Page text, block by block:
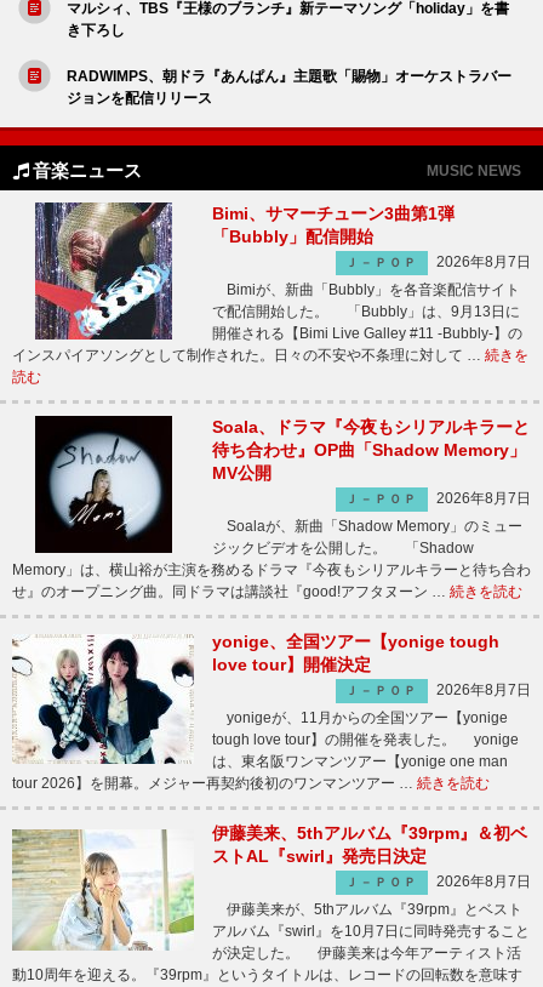
マルシィ、TBS『王様のブランチ』新テーマソング「holiday」を書
き下ろし
RADWIMPS、朝ドラ『あんぱん』主題歌「賜物」オーケストラバー
ジョンを配信リリース
音楽ニュース MUSIC NEWS
Bimi、サマーチューン3曲第1弾
「Bubbly」配信開始
Ｊ－ＰＯＰ
2026年8月7日
Bimiが、新曲「Bubbly」を各音楽配信サイト
で配信開始した。 「Bubbly」は、9月13日に
開催される【Bimi Live Galley #11 -Bubbly-】の
インスパイアソングとして制作された。日々の不安や不条理に対して … 続きを
読む
Soala、ドラマ『今夜もシリアルキラーと
待ち合わせ』OP曲「Shadow Memory」
MV公開
Ｊ－ＰＯＰ
2026年8月7日
Soalaが、新曲「Shadow Memory」のミュー
ジックビデオを公開した。 「Shadow
Memory」は、横山裕が主演を務めるドラマ『今夜もシリアルキラーと待ち合わ
せ』のオープニング曲。同ドラマは講談社『good!アフタヌーン … 続きを読む
yonige、全国ツアー【yonige tough
love tour】開催決定
Ｊ－ＰＯＰ
2026年8月7日
yonigeが、11月からの全国ツアー【yonige
tough love tour】の開催を発表した。 yonige
は、東名阪ワンマンツアー【yonige one man
tour 2026】を開幕。メジャー再契約後初のワンマンツアー … 続きを読む
伊藤美来、5thアルバム『39rpm』＆初ベ
ストAL『swirl』発売日決定
Ｊ－ＰＯＰ
2026年8月7日
伊藤美来が、5thアルバム『39rpm』とベスト
アルバム『swirl』を10月7日に同時発売すること
が決定した。 伊藤美来は今年アーティスト活
動10周年を迎える。『39rpm』というタイトルは、レコードの回転数を意味す